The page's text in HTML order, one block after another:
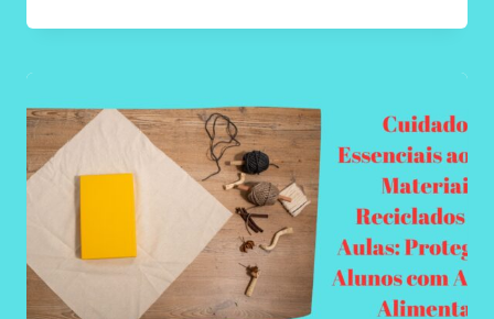
PROMOVENDO
AMBIENTE
ESCOLAR
RESPEITO
CUIDADO